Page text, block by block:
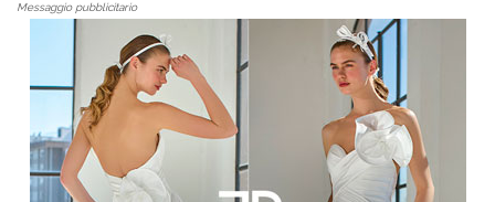
Messaggio pubblicitario